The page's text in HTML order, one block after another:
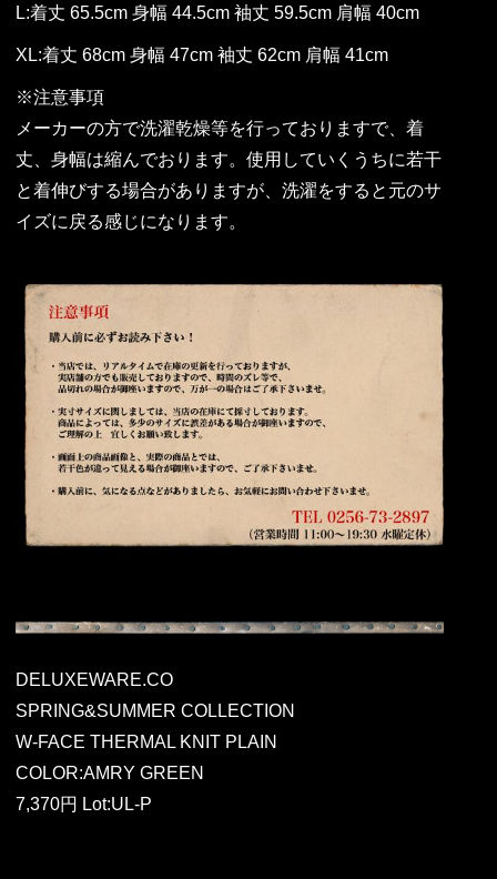
L:着丈 65.5cm 身幅 44.5cm 袖丈 59.5cm 肩幅 40cm
XL:着丈 68cm 身幅 47cm 袖丈 62cm 肩幅 41cm
※注意事項
メーカーの方で洗濯乾燥等を行っておりますで、着
丈、身幅は縮んでおります。使用していくうちに若干
と着伸びする場合がありますが、洗濯をすると元のサ
イズに戻る感じになります。
DELUXEWARE.CO
SPRING&SUMMER COLLECTION
W-FACE THERMAL KNIT PLAIN
COLOR:AMRY GREEN
7,370円 Lot:UL-P